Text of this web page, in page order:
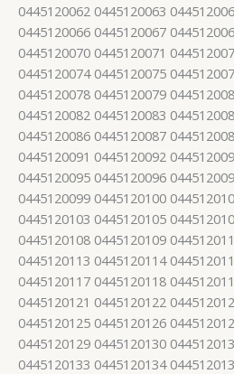
0445120062 0445120063
0445120066 0445120067
0445120070 0445120071
0445120074 0445120075
0445120078 0445120079
0445120082 0445120083
0445120086 0445120087
0445120091 0445120092
0445120095 0445120096
0445120099 0445120100
0445120103 0445120105
0445120108 0445120109
0445120113 0445120114
0445120117 0445120118
0445120121 0445120122
0445120125 0445120126
0445120129 0445120130
0445120133 0445120134